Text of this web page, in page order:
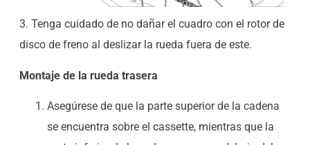
3. Tenga cuidado de no dañar el cuadro con el rotor de
disco de freno al deslizar la rueda fuera de este.
Montaje de la rueda trasera
Asegúrese de que la parte superior de la cadena
se encuentra sobre el cassette, mientras que la